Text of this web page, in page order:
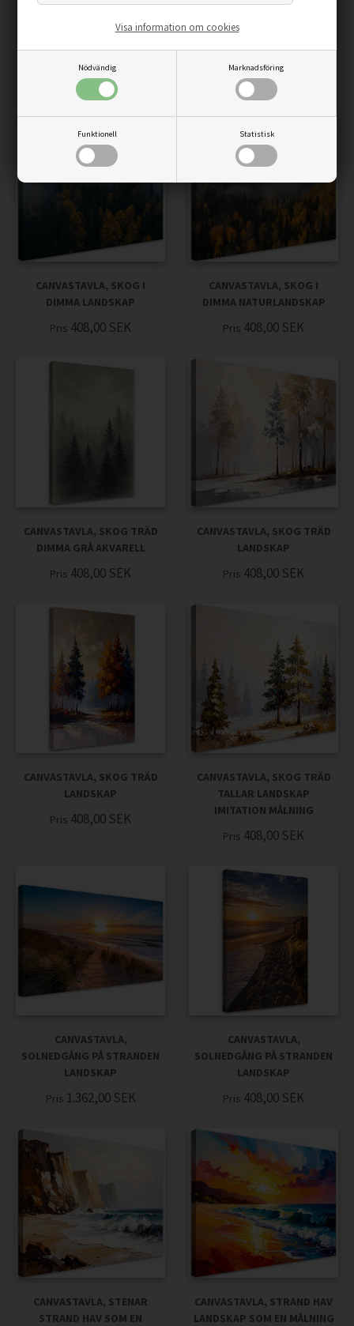
Nödvändig Marknadsföring
Funktionell Statistisk
Visa information om cookies
CANVASTAVLA,
408,00SEK
CANVASTAVLA, SKOG BERG
Pris408,00
CANVASTAVLA, SKOG I
DIMMA LANDSKAP
Pris 408,00 SEK
CANVASTAVLA, SKOG I
DIMMA NATURLANDSKAP
Pris 408,00 SEK
CANVASTAVLA, SKOG TRÄD
DIMMA GRÅ AKVARELL
Pris 408,00 SEK
CANVASTAVLA, SKOG TRÄD
LANDSKAP
Pris 408,00 SEK
CANVASTAVLA, SKOG TRÄD
LANDSKAP
Pris 408,00 SEK
CANVASTAVLA, SKOG TRÄD
TALLAR LANDSKAP
IMITATION MÅLNING
Pris 408,00 SEK
CANVASTAVLA,
SOLNEDGÅNG PÅ STRANDEN
LANDSKAP
Pris 1.362,00 SEK
CANVASTAVLA,
SOLNEDGÅNG PÅ STRANDEN
LANDSKAP
Pris 408,00 SEK
CANVASTAVLA, STENAR
STRAND HAV SOM EN
CANVASTAVLA, STRAND HAV
LANDSKAP SOM EN MÅLNING